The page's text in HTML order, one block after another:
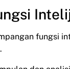
fungsi